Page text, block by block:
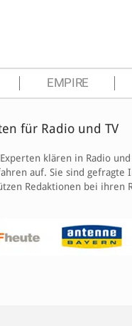
EMPIRE
für Radio und TV
klären in Radio
auf. Sie sind gefragte
Redaktionen bei ihren